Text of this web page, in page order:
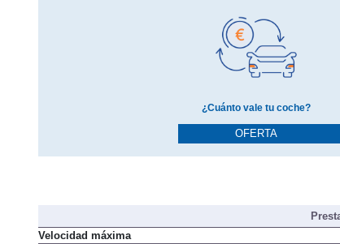
¿Cuánto vale tu coche?
OFERTA
Velocidad máxima